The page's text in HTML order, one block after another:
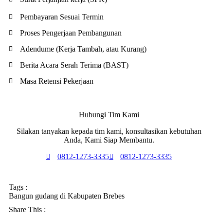
Pembayaran Sesuai Termin
Proses Pengerjaan Pembangunan
Adendume (Kerja Tambah, atau Kurang)
Berita Acara Serah Terima (BAST)
Masa Retensi Pekerjaan
Hubungi Tim Kami
Silakan tanyakan kepada tim kami, konsultasikan kebutuhan
Anda, Kami Siap Membantu.
0812-1273-3335
0812-1273-3335
Tags :
Bangun gudang di Kabupaten Brebes
Share This :